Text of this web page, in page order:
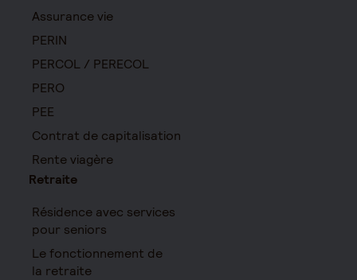
Assurance vie
PERIN
PERCOL / PERECOL
PERO
PEE
Contrat de capitalisation
Rente viagère
Retraite
Résidence avec services
pour seniors
Le fonctionnement de
la retraite